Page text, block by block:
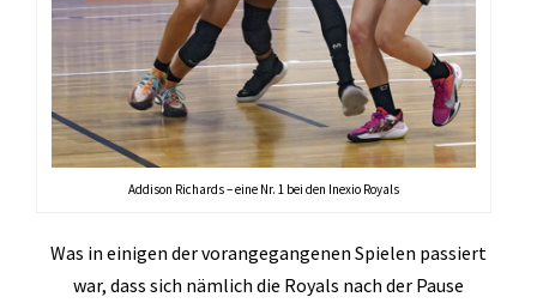
Addison Richards – eine Nr. 1 bei den Inexio Royals
Was in einigen der vorangegangenen Spielen passiert
war, dass sich nämlich die Royals nach der Pause